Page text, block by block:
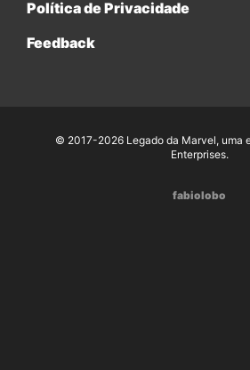
Política de Privacidade
Feedback
© 2017-2026 Legado da Marvel, uma
Enterprises.
fabiolobo